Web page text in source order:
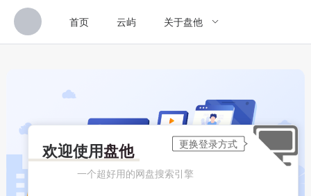
首页 云屿 关于盘他
欢迎使用盘他
一个超好用的网盘搜索引擎